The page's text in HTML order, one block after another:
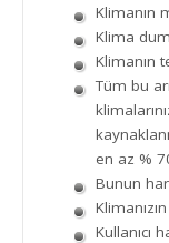
Klimanın
Klima
Klimanın
Tüm bu
en az %
Bunun
Kullanıcı